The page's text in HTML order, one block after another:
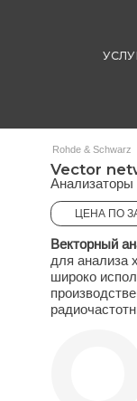
Векторный анализатор
широко используется в
производственных
радиочастотных (RF) и
Vector network
Анализаторы цепей
ЦЕНА ПО ЗАПРОСУ